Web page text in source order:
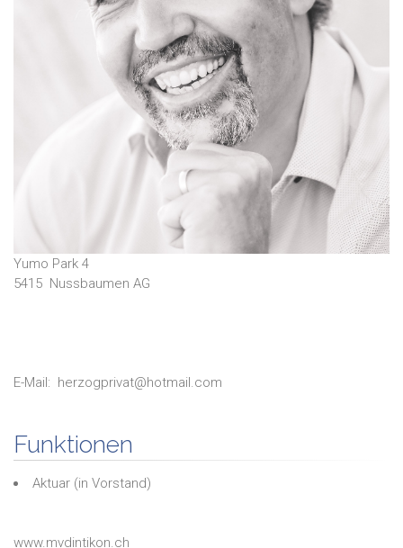
Yumo Park 4
5415 Nussbaumen AG
E-Mail: herzogprivat@hotmail.com
Funktionen
Aktuar (in Vorstand)
www.mvdintikon.ch